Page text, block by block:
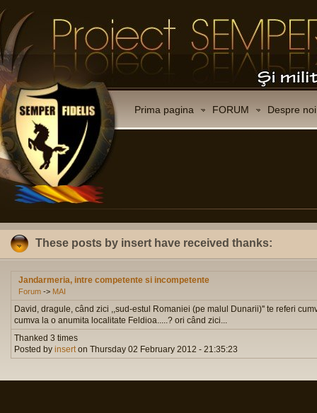
Prima pagina FORUM Despre noi
These posts by insert have received thanks:
Jandarmeria, intre competente si incompetente
Forum -> MAI
David, dragule, când zici ,,sud-estul Romaniei (pe malul Dunarii)'' te referi
cumva la o anumita localitate Feldioa.....? ori când zici...
Thanked 3 times
Posted by inserton Thursday 02 February 2012 - 21:35:23